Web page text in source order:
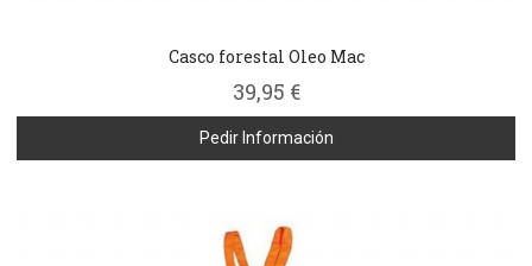
Casco forestal Oleo Mac
39,95 €
Pedir Información